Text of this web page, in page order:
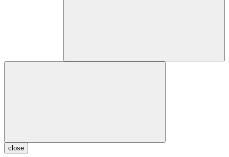
close